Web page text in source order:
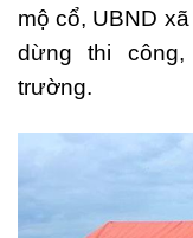
mộ cổ, UBND
dừng thi
trường.